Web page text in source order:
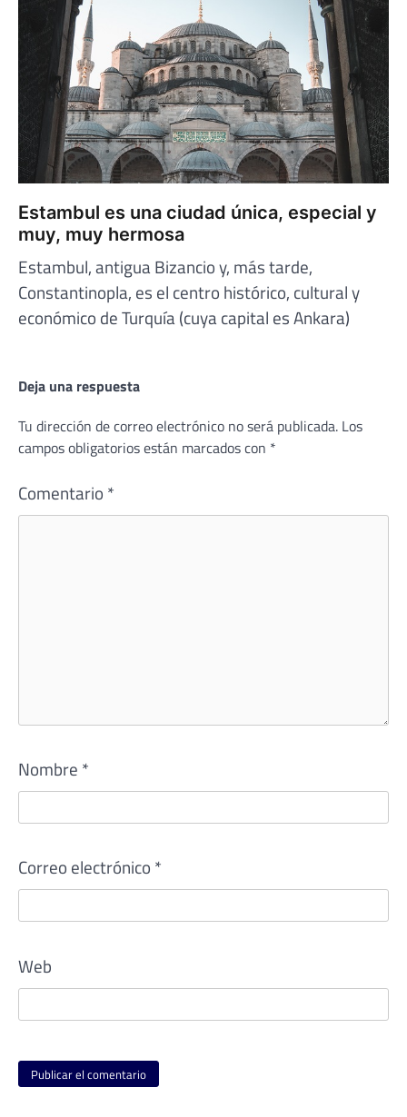
Estambul es una ciudad única, especial y
muy, muy hermosa
Estambul, antigua Bizancio y, más tarde,
Constantinopla, es el centro histórico, cultural y
económico de Turquía (cuya capital es Ankara)
Deja una respuesta
Tu dirección de correo electrónico no será publicada. Los
campos obligatorios están marcados con *
Comentario *
Nombre *
Correo electrónico *
Web